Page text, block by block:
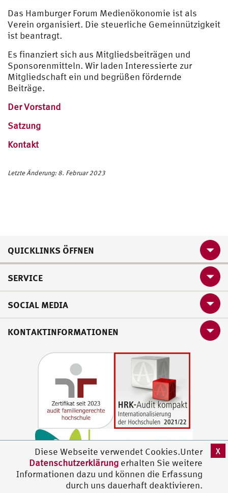
Diese Webseite verwendet Cookies.Unter
Datenschutzerklärung erhalten Sie weitere
Informationen dazu und können die Erfassung
durch uns dauerhaft deaktivieren.
X
Das Hamburger Forum Medienökonomie ist als
Verein organisiert. Die steuerliche Gemeinnützigkeit
ist beantragt.
Es finanziert sich aus Mitgliedsbeiträgen und
Sponsorenmitteln. Wir laden Interessierte zur
Mitgliedschaft ein und begrüßen fördernde
Beiträge.
Der Vorstand
Satzung
Kontakt
Letzte Änderung: 8. Februar 2023
QUICKLINKS ÖFFNEN
SERVICE
SOCIAL MEDIA
KONTAKTINFORMATIONEN